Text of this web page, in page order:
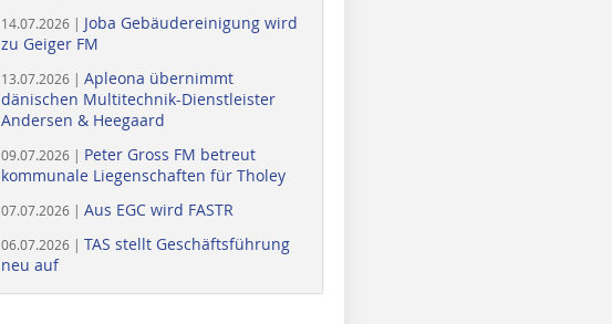
14.07.2026 | Joba Gebäudereinigung wird
zu Geiger FM
13.07.2026 | Apleona übernimmt
dänischen Multitechnik-Dienstleister
Andersen & Heegaard
09.07.2026 | Peter Gross FM betreut
kommunale Liegenschaften für Tholey
07.07.2026 | Aus EGC wird FASTR
06.07.2026 | TAS stellt Geschäftsführung
neu auf